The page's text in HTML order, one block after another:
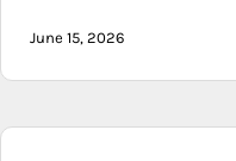
June 15, 2026